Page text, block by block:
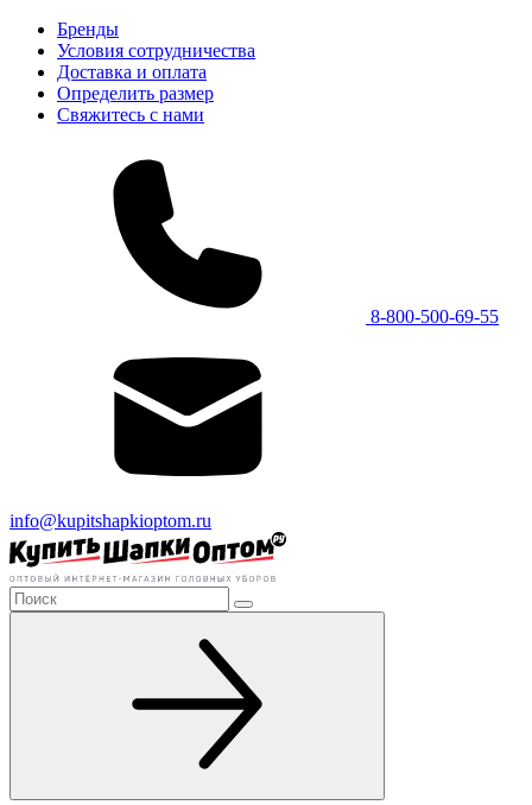
Бренды
Условия сотрудничества
Доставка и оплата
Определить размер
Свяжитесь с нами
8-800-500-69-55
info@kupitshapkioptom.ru